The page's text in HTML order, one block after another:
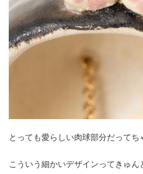
とっても愛らしい肉球部分だってち
こういう細かいデザインってきゅん